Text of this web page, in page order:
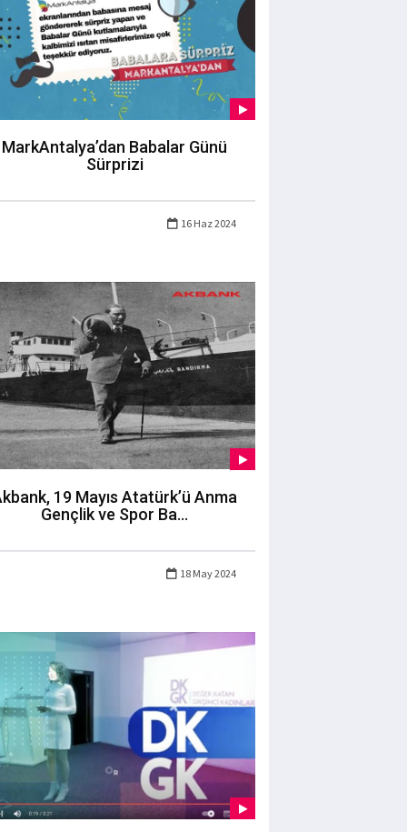
MarkAntalya’dan Babalar Günü
Sürprizi
16 Haz 2024
19 Mayıs Atatürk’ü Anma
Gençlik ve Spor Ba...
18 May 2024